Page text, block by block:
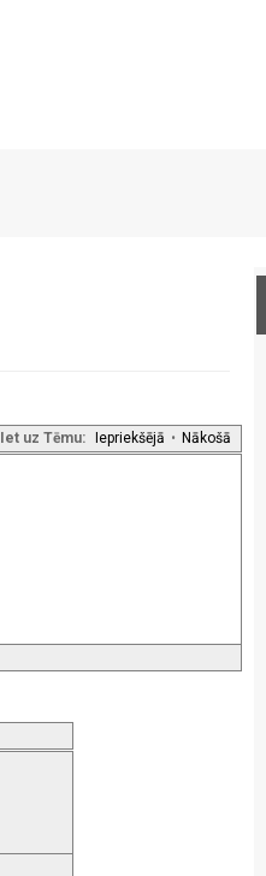
Iet uz Tēmu: Iepriekšējā • Nākošā